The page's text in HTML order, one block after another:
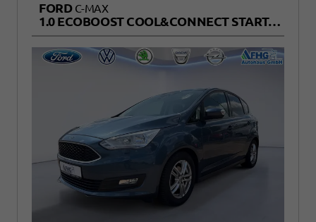
FORD C-MAX
1.0 ECOBOOST COOL&CONNECT START/STOPP EURO 6